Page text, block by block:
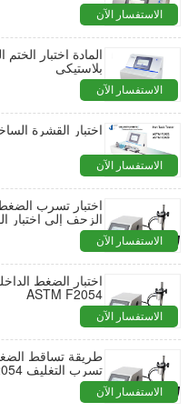
الاستفسار الآن
المادة اختبار
بلاستيكي
الاستفسار الآن
اختبار القشرة
الاستفسار الآن
اختبار تسرب الضغط
الزحف إلى اختبار
الاستفسار الآن
ASTM F2054
الاستفسار الآن
طريقة تساقط
تسرب التغليف ASTM F1140 ASTM F2054
الاستفسار الآن